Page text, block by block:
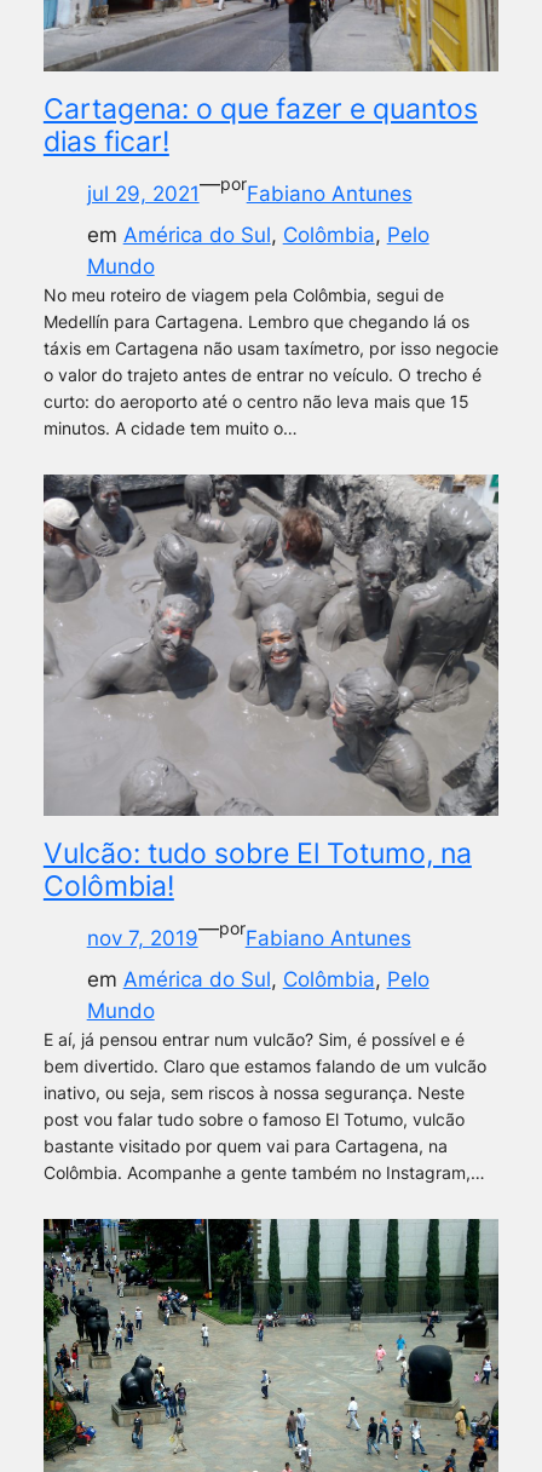
Cartagena: o que fazer e quantos
dias ficar!
jul 29, 2021—porFabiano Antunes
em América do Sul, Colômbia, Pelo
Mundo
No meu roteiro de viagem pela Colômbia, segui de
Medellín para Cartagena. Lembro que chegando lá os
táxis em Cartagena não usam taxímetro, por isso negocie
o valor do trajeto antes de entrar no veículo. O trecho é
curto: do aeroporto até o centro não leva mais que 15
minutos. A cidade tem muito o…
Vulcão: tudo sobre El Totumo, na
Colômbia!
nov 7, 2019—porFabiano Antunes
em América do Sul, Colômbia, Pelo
Mundo
E aí, já pensou entrar num vulcão? Sim, é possível e é
bem divertido. Claro que estamos falando de um vulcão
inativo, ou seja, sem riscos à nossa segurança. Neste
post vou falar tudo sobre o famoso El Totumo, vulcão
bastante visitado por quem vai para Cartagena, na
Colômbia. Acompanhe a gente também no Instagram,…